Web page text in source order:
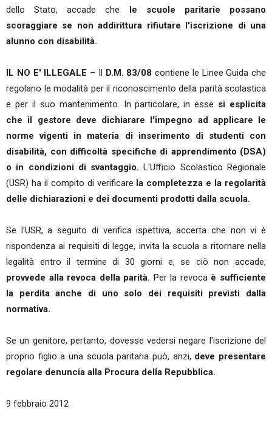
dello Stato, accade che le scuole paritarie possano
scoraggiare se non addirittura rifiutare l'iscrizione di una
alunno con disabilità.
IL NO E' ILLEGALE – Il D.M. 83/08 contiene le Linee Guida che
regolano le modalità per il riconoscimento della parità scolastica
e per il suo mantenimento. In particolare, in esse si esplicita
che il gestore deve dichiarare l'impegno ad applicare le
norme vigenti in materia di inserimento di studenti con
disabilità, con difficoltà specifiche di apprendimento (DSA)
o in condizioni di svantaggio. L'Ufficio Scolastico Regionale
(USR) ha il compito di verificare la completezza e la regolarità
delle dichiarazioni e dei documenti prodotti dalla scuola.
Se l'USR, a seguito di verifica ispettiva, accerta che non vi è
rispondenza ai requisiti di legge, invita la scuola a ritornare nella
legalità entro il termine di 30 giorni e, se ciò non accade,
provvede alla revoca della parità. Per la revoca è sufficiente
la perdita anche di uno solo dei requisiti previsti dalla
normativa.
Se un genitore, pertanto, dovesse vedersi negare l'iscrizione del
proprio figlio a una scuola paritaria può, anzi, deve presentare
regolare denuncia alla Procura della Repubblica.
9 febbraio 2012